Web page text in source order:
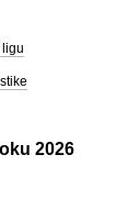
2026